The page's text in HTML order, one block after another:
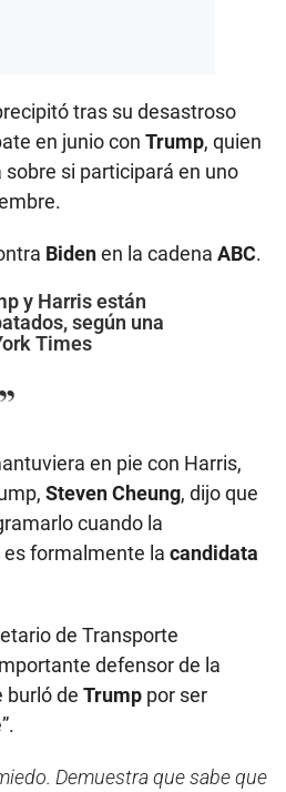
tras su desastroso
en junio con Trump, quien
si participará en uno
Bidenen la cadena ABC.
y Harris están
según una
Times
en pie con Harris,
Steven Cheung, dijo que
cuando la
formalmente la candidata
de Transporte
defensor de la
burló de Trump por ser
Demuestra que sabe que